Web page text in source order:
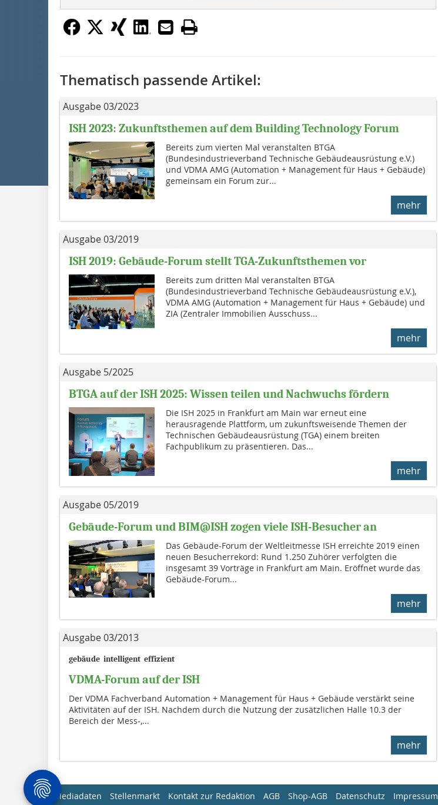
Thematisch passende Artikel:
Ausgabe 03/2023
ISH 2023: Zukunftsthemen auf dem Building Technology Forum
Bereits zum vierten Mal veranstalten BTGA
(Bundesindustrieverband Technische Gebäudeausrüstung e.V.)
und VDMA AMG (Automation + Management für Haus + Gebäude)
gemeinsam ein Forum zur...
mehr
Ausgabe 03/2019
ISH 2019: Gebäude-Forum stellt TGA-Zukunftsthemen vor
Bereits zum dritten Mal veranstalten BTGA
(Bundesindustrieverband Technische Gebäudeausrüstung e.V.),
VDMA AMG (Automation + Management für Haus + Gebäude) und
ZIA (Zentraler Immobilien Ausschuss...
mehr
Ausgabe 5/2025
BTGA auf der ISH 2025: Wissen teilen und Nachwuchs fördern
Die ISH 2025 in Frankfurt am Main war erneut eine
herausragende Plattform, um zukunftsweisende Themen der
Technischen Gebäudeausrüstung (TGA) einem breiten
Fachpublikum zu präsentieren. Das...
mehr
Ausgabe 05/2019
Gebäude-Forum und BIM@ISH zogen viele ISH-Besucher an
Das Gebäude-Forum der Weltleitmesse ISH erreichte 2019 einen
neuen Besucherrekord: Rund 1.250 Zuhörer verfolgten die
insgesamt 39 Vorträge in Frankfurt am Main. Eröffnet wurde das
Gebäude-Forum...
mehr
Ausgabe 03/2013
gebäude  intelligent  effizient
VDMA-Forum auf der ISH
Der VDMA Fachverband Auto­mation + Management für Haus + Gebäude verstärkt seine
Akti­vi­täten auf der ISH. Nachdem durch die Nutzung der zusätz­li­chen Halle 10.3 der
Bereich der Mess-,...
mehr
Mediadaten Stellenmarkt Kontakt zur Redaktion AGB Shop-AGB Datenschutz Impressum